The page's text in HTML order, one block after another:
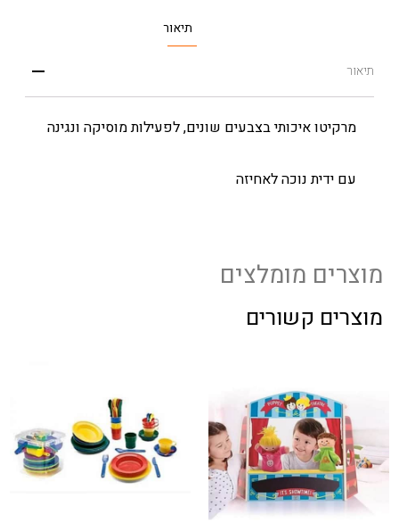
תיאור
תיאור
מרקיטו איכותי בצבעים שונים, לפעילות מוסיקה ונגינה
עם ידית נוכה לאחיזה
מוצרים מומלצים
מוצרים קשורים